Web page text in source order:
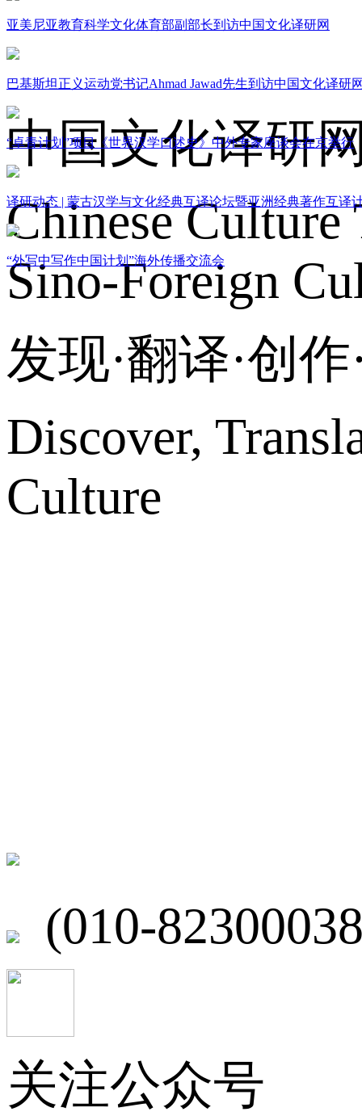
亚美尼亚教育科学文化体育部副部长到访中国文化译研网
巴基斯坦正义运动党书记Ahmad Jawad先生到访中国文化译研
“卓青计划”项目《世界汉学口述史》中外专家座谈会在京举行
译研动态 | 蒙古汉学与文化经典互译论坛暨亚洲经典著作互译
“外写中写作中国计划”海外传播交流会
关于我们
中国文化译研
Chinese
Sino-Foreign
发现·翻译·创
Discover,
Culture
(010-
关注公众号